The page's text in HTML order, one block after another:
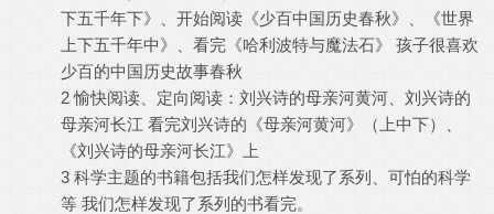
下五千年下》、开始阅读《少百中国历史春秋》、《世界
上下五千年中》、看完《哈利波特与魔法石》 孩子很喜欢
少百的中国历史故事春秋
2 愉快阅读、定向阅读：刘兴诗的母亲河黄河、刘兴诗的
母亲河长江 看完刘兴诗的《母亲河黄河》（上中下）、
《刘兴诗的母亲河长江》上
3 科学主题的书籍包括我们怎样发现了系列、可怕的科学
等 我们怎样发现了系列的书看完。